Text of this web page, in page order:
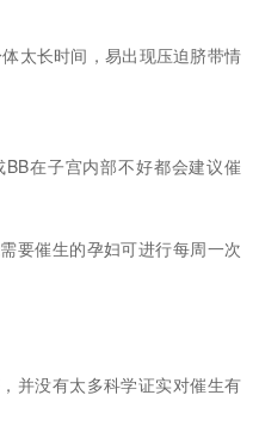
太长时间，易出现压迫脐带情
在子宫内部不好都会建议催
要催生的孕妇可进行每周一次
并没有太多科学证实对催生有